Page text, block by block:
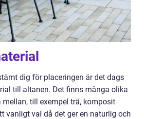
dig för placeringen är det dags
till altanen. Det finns många olika
till exempel trä, komposit
vanligt val då det ger en naturlig och